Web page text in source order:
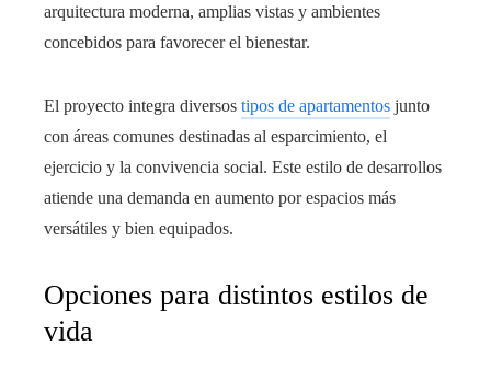
arquitectura moderna, amplias vistas y ambientes
concebidos para favorecer el bienestar.
El proyecto integra diversos tipos de apartamentos junto
con áreas comunes destinadas al esparcimiento, el
ejercicio y la convivencia social. Este estilo de desarrollos
atiende una demanda en aumento por espacios más
versátiles y bien equipados.
Opciones para distintos estilos de
vida